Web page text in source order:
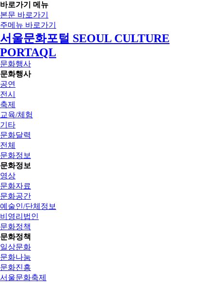
바로가기 메뉴
본문 바로가기
주메뉴 바로가기
서울문화포털 SEOUL CULTURE
PORTAQL
문화행사
문화행사
공연
전시
축제
교육/체험
기타
문화달력
전체
문화정보
문화정보
영상
문화자료
문화공간
예술인/단체정보
비영리법인
문화정책
문화정책
일상문화
문화나눔
문화진흥
서울문화축제